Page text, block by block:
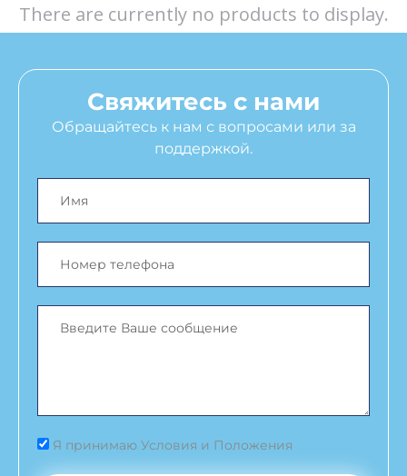
There are currently no products to display.
Свяжитесь с нами
Обращайтесь к нам с вопросами или за
поддержкой.
Я принимаю Условия и Положения